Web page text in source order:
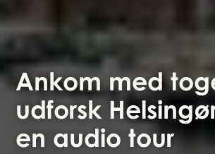
Ankom med
udforsk
en audio tour